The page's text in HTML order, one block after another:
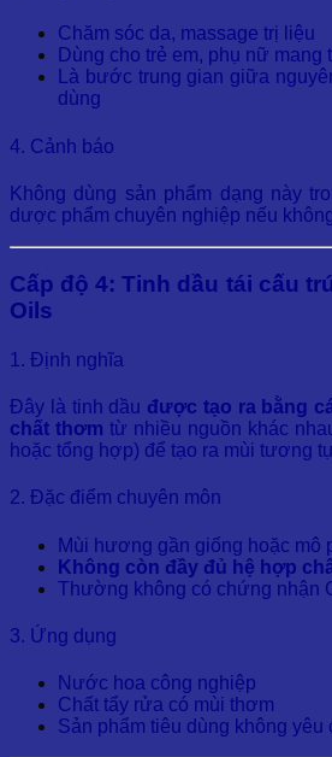
Chăm sóc da, massage trị liệu
Dùng cho trẻ em, phụ nữ mang
Là bước trung gian giữa
dùng
4. Cảnh báo
Không dùng sản phẩm dạng này
dược phẩm chuyên nghiệp nếu
Cấp độ 4: Tinh dầu tái cấu
Oils
1. Định nghĩa
Đây là tinh dầu được tạo ra bằng
chất thơm từ nhiều nguồn khác
hoặc tổng hợp) để tạo ra mùi tương
2. Đặc điểm chuyên môn
Mùi hương gần giống hoặc mô
Không còn đầy đủ hệ hợp
Thường không có chứng nhận
3. Ứng dụng
Nước hoa công nghiệp
Chất tẩy rửa có mùi thơm
Sản phẩm tiêu dùng không yêu